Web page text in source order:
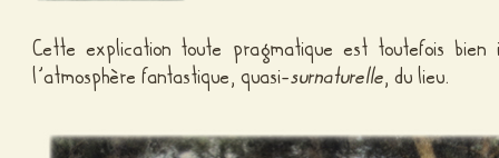
Cette explication toute pragmatique est toutefois bien
l’atmosphère fantastique, quasi-surnaturelle, du lieu.